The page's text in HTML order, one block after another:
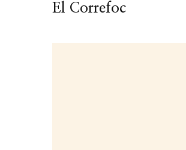
El Correfoc